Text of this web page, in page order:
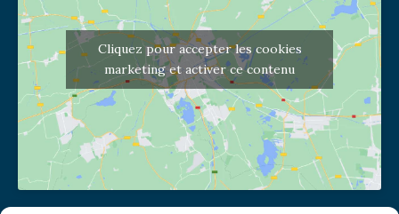
Cliquez pour accepter les cookies
marketing et activer ce contenu